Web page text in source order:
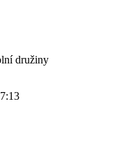
družiny